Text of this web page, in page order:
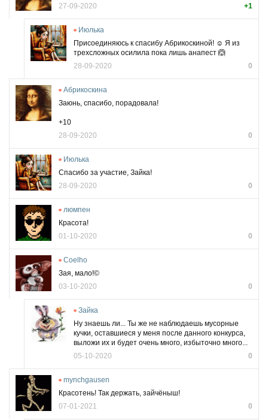
+1
27-09-2020
Июлька
Присоединяюсь к спасибу Абрикоскиной! ☺️ Я из
трехсложных осилила пока лишь анапест 🙆
0
28-09-2020
Абрикоскина
Заюнь, спасибо, порадовала!
+10
0
28-09-2020
Июлька
Спасибо за участие, Зайка!
0
28-09-2020
люмпен
Красота!
0
01-10-2020
Coelho
Зая, мало!©
0
03-10-2020
Зайка
Ну знаешь ли... Ты же не наблюдаешь мусорные
кучки, оставшиеся у меня после данного конкурса,
выложи их и будет очень много, избыточно много...
0
05-10-2020
mynchgausen
Красотень! Так держать, зайчёныш!
0
07-01-2021